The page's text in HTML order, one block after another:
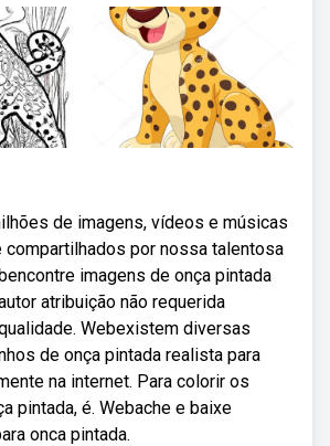
de imagens, vídeos e músicas
compartilhados por nossa talentosa
imagens de onça pintada
atribuição não requerida
Webexistem diversas
de onça pintada realista para
na internet. Para colorir os
pintada, é. Webache e baixe
onca pintada.